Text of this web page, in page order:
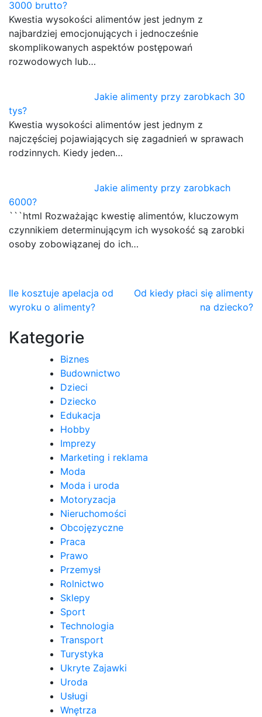
3000 brutto?
Kwestia wysokości alimentów jest jednym z
najbardziej emocjonujących i jednocześnie
skomplikowanych aspektów postępowań
rozwodowych lub…
Jakie alimenty przy zarobkach 30
tys?
Kwestia wysokości alimentów jest jednym z
najczęściej pojawiających się zagadnień w sprawach
rodzinnych. Kiedy jeden…
Jakie alimenty przy zarobkach
6000?
```html Rozważając kwestię alimentów, kluczowym
czynnikiem determinującym ich wysokość są zarobki
osoby zobowiązanej do ich…
Nawigacja
wpisu
Ile kosztuje apelacja od
wyroku o alimenty?
Od kiedy płaci się alimenty
na dziecko?
Kategorie
Biznes
Budownictwo
Dzieci
Dziecko
Edukacja
Hobby
Imprezy
Marketing i reklama
Moda
Moda i uroda
Motoryzacja
Nieruchomości
Obcojęzyczne
Praca
Prawo
Przemysł
Rolnictwo
Sklepy
Sport
Technologia
Transport
Turystyka
Ukryte Zajawki
Uroda
Usługi
Wnętrza